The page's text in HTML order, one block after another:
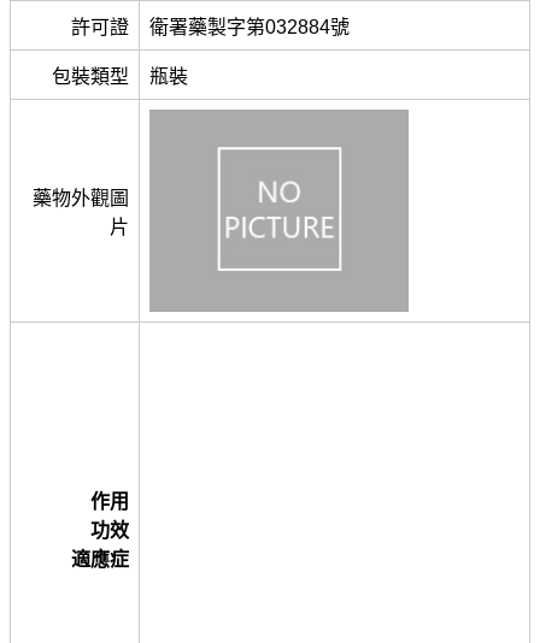
許可證 衛署藥製字第032884號
包裝類型 瓶裝
藥物外觀圖
片
作用
功效
適應症